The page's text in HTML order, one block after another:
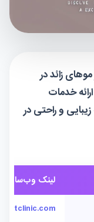
برتر لیزر موهای زائد در
خدمات
و راحتی در
لینک وب‌سایت